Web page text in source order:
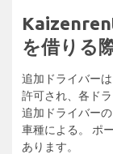
を借りる
追加ドライバー
許可され、各ド
追加ドライバー
車種による。 ポ
あります。